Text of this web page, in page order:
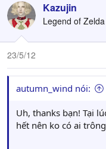
Kazujin
Legend of Zelda
23/5/12
autumn_wind nói:
Uh, thanks bạn! Tại
hết nên ko có ai